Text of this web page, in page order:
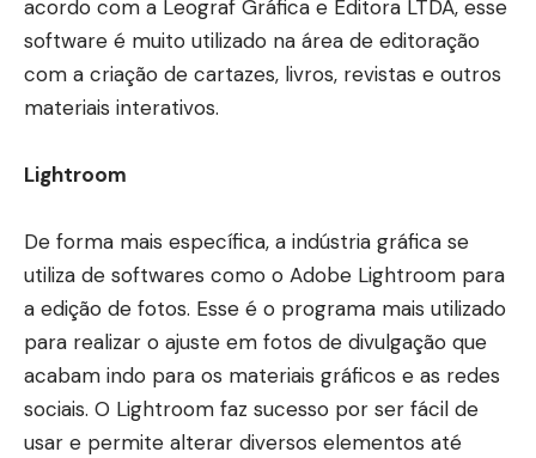
acordo com a Leograf Gráfica e Editora LTDA, esse
software é muito utilizado na área de editoração
com a criação de cartazes, livros, revistas e outros
materiais interativos.
Lightroom
De forma mais específica, a indústria gráfica se
utiliza de softwares como o Adobe Lightroom para
a edição de fotos. Esse é o programa mais utilizado
para realizar o ajuste em fotos de divulgação que
acabam indo para os materiais gráficos e as redes
sociais. O Lightroom faz sucesso por ser fácil de
usar e permite alterar diversos elementos até